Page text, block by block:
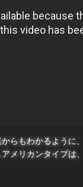
らもわかるように
メリカンタイプは